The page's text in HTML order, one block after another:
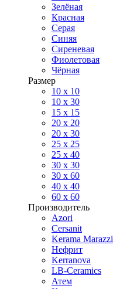
Зелёная
Красная
Серая
Синяя
Сиреневая
Фиолетовая
Чёрная
Размер
10 х 10
10 x 30
15 x 15
20 х 20
20 x 30
25 x 25
25 x 40
30 x 30
30 х 60
40 х 40
60 х 60
Производитель
Azori
Cersanit
Kerama Marazzi
Нефрит
Kerranova
LB-Ceramics
Атем